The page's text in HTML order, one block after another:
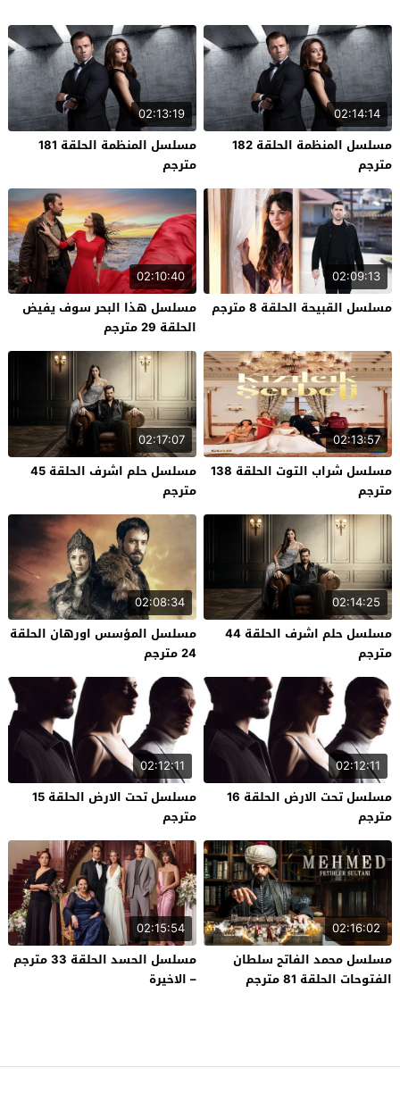
02:14:14
مسلسل المنظمة الحلقة 182
مترجم
02:13:19
مسلسل المنظمة الحلقة 181
مترجم
02:09:13
مسلسل القبيحة الحلقة 8 مترجم
02:10:40
مسلسل هذا البحر سوف يفيض
الحلقة 29 مترجم
02:13:57
مسلسل شراب التوت الحلقة 138
مترجم
02:17:07
مسلسل حلم اشرف الحلقة 45
مترجم
02:14:25
مسلسل حلم اشرف الحلقة 44
مترجم
02:08:34
مسلسل المؤسس اورهان الحلقة
24 مترجم
02:12:11
مسلسل تحت الارض الحلقة 16
مترجم
02:12:11
مسلسل تحت الارض الحلقة 15
مترجم
02:16:02
مسلسل محمد الفاتح سلطان
الفتوحات الحلقة 81 مترجم
02:15:54
مسلسل الحسد الحلقة 33 مترجم
– الاخيرة